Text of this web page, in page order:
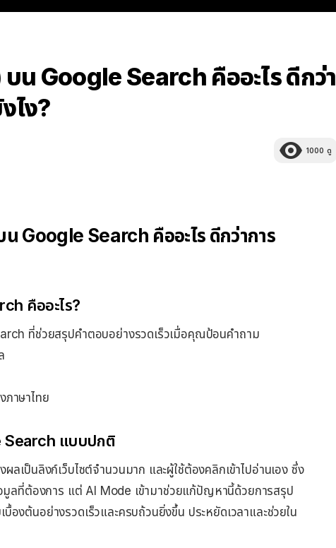
น Google Search คืออะไร ดีกว่า
ไง?
1000 ดู
Google Search คืออะไร ดีกว่าการ
คืออะไร?
ที่ช่วยสรุปคำตอบอย่างรวดเร็วเมื่อคุณป้อนคำถาม
ภาษาไทย
Search แบบปกติ
เป็นลิงก์เว็บไซต์จำนวนมาก และผู้ใช้ต้องคลิกเข้าไปอ่านเอง ซึ่ง
อมูลที่ต้องการ แต่ AI Mode เข้ามาช่วยแก้ปัญหานี้ด้วยการสรุป
องต้นอย่างรวดเร็วและครบถ้วนยิ่งขึ้น ประหยัดเวลาและช่วยใน